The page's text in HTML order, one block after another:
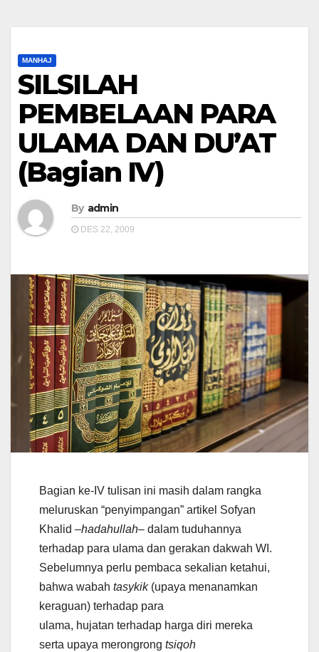
MANHAJ
SILSILAH
PEMBELAAN PARA
ULAMA DAN DU’AT
(Bagian IV)
By admin
DES 22, 2009
Bagian ke-IV tulisan ini masih dalam rangka
meluruskan “penyimpangan” artikel Sofyan
Khalid –hadahullah– dalam tuduhannya
terhadap para ulama dan gerakan dakwah WI.
Sebelumnya perlu pembaca sekalian ketahui,
bahwa wabah tasykik(upaya menanamkan
keraguan) terhadap para
ulama, hujatan terhadap harga diri mereka
serta upaya merongrong tsiqoh